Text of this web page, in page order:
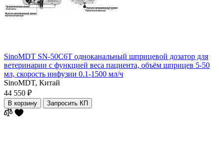
SinoMDT SN-50С6T одноканальный шприцевой дозатор для
ветеринарии с функцией веса пациента, объём шприцев 5-50
мл, скорость инфузии 0.1-1500 мл/ч
SinoMDT, Китай
44 550 ₽
В корзину Запросить КП